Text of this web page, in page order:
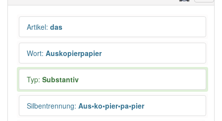
Artikel: das
Wort: Auskopierpapier
Typ: Substantiv
Silbentrennung: Aus•ko•pier•pa•pier